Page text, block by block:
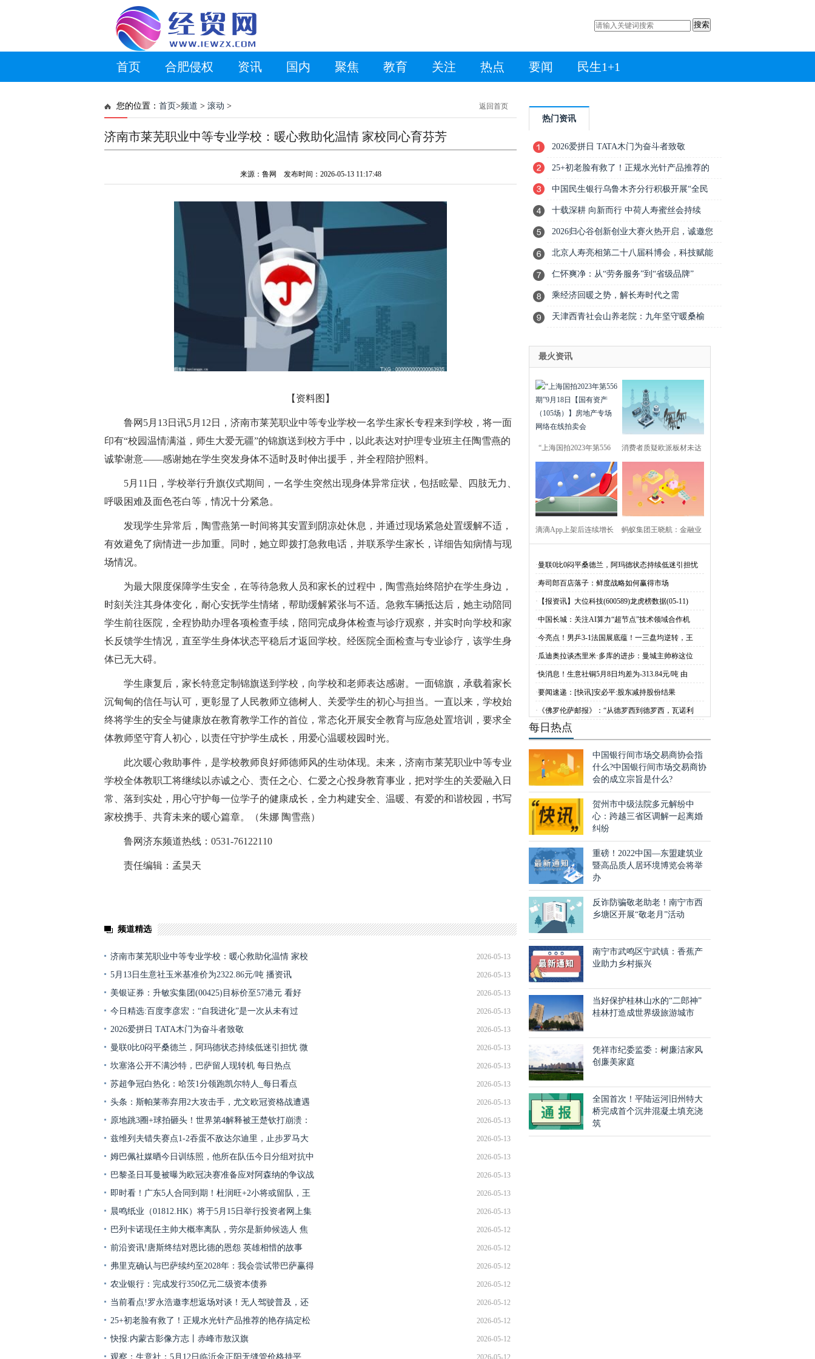
搜索
首页 合肥侵权 资讯 国内 聚焦 教育 关注 热点 要闻 民生1+1
您的位置： 首页>频道 > 滚动 > 返回首页
济南市莱芜职业中等专业学校：暖心救助化温情 家校同心育芬芳
来源：鲁网 发布时间：2026-05-13 11:17:48
【资料图】
鲁网5月13日讯5月12日，济南市莱芜职业中等专业学校一名学生家长专程来到学校，将一面
印有“校园温情满溢，师生大爱无疆”的锦旗送到校方手中，以此表达对护理专业班主任陶雪燕的
诚挚谢意——感谢她在学生突发身体不适时及时伸出援手，并全程陪护照料。
5月11日，学校举行升旗仪式期间，一名学生突然出现身体异常症状，包括眩晕、四肢无力、
呼吸困难及面色苍白等，情况十分紧急。
发现学生异常后，陶雪燕第一时间将其安置到阴凉处休息，并通过现场紧急处置缓解不适，
有效避免了病情进一步加重。同时，她立即拨打急救电话，并联系学生家长，详细告知病情与现
场情况。
为最大限度保障学生安全，在等待急救人员和家长的过程中，陶雪燕始终陪护在学生身边，
时刻关注其身体变化，耐心安抚学生情绪，帮助缓解紧张与不适。急救车辆抵达后，她主动陪同
学生前往医院，全程协助办理各项检查手续，陪同完成身体检查与诊疗观察，并实时向学校和家
长反馈学生情况，直至学生身体状态平稳后才返回学校。经医院全面检查与专业诊疗，该学生身
体已无大碍。
学生康复后，家长特意定制锦旗送到学校，向学校和老师表达感谢。一面锦旗，承载着家长
沉甸甸的信任与认可，更彰显了人民教师立德树人、关爱学生的初心与担当。一直以来，学校始
终将学生的安全与健康放在教育教学工作的首位，常态化开展安全教育与应急处置培训，要求全
体教师坚守育人初心，以责任守护学生成长，用爱心温暖校园时光。
此次暖心救助事件，是学校教师良好师德师风的生动体现。未来，济南市莱芜职业中等专业
学校全体教职工将继续以赤诚之心、责任之心、仁爱之心投身教育事业，把对学生的关爱融入日
常、落到实处，用心守护每一位学子的健康成长，全力构建安全、温暖、有爱的和谐校园，书写
家校携手、共育未来的暖心篇章。（朱娜 陶雪燕）
鲁网济东频道热线：0531-76122110
责任编辑：孟昊天
频道精选
济南市莱芜职业中等专业学校：暖心救助化温情 家校 2026-05-13
5月13日生意社玉米基准价为2322.86元/吨 播资讯 2026-05-13
美银证券：升敏实集团(00425)目标价至57港元 看好 2026-05-13
今日精选:百度李彦宏：“自我进化”是一次从未有过 2026-05-13
2026爱拼日 TATA木门为奋斗者致敬 2026-05-13
曼联0比0闷平桑德兰，阿玛德状态持续低迷引担忧 微 2026-05-13
坎塞洛公开不满沙特，巴萨留人现转机 每日热点 2026-05-13
苏超争冠白热化：哈茨1分领跑凯尔特人_每日看点 2026-05-13
头条：斯帕莱蒂弃用2大攻击手，尤文欧冠资格战遭遇 2026-05-13
原地跳3圈+球拍砸头！世界第4解释被王楚钦打崩溃： 2026-05-13
兹维列夫错失赛点1‑2吞蛋不敌达尔迪里，止步罗马大 2026-05-13
姆巴佩社媒晒今日训练照，他所在队伍今日分组对抗中 2026-05-13
巴黎圣日耳曼被曝为欧冠决赛准备应对阿森纳的争议战 2026-05-13
即时看！广东5人合同到期！杜润旺+2小将或留队，王 2026-05-13
晨鸣纸业（01812.HK）将于5月15日举行投资者网上集 2026-05-13
巴列卡诺现任主帅大概率离队，劳尔是新帅候选人 焦 2026-05-12
前沿资讯!唐斯终结对恩比德的恩怨 英雄相惜的故事 2026-05-12
弗里克确认与巴萨续约至2028年：我会尝试带巴萨赢得 2026-05-12
农业银行：完成发行350亿元二级资本债券 2026-05-12
当前看点!罗永浩邀李想返场对谈！无人驾驶普及，还 2026-05-12
25+初老脸有救了！正规水光针产品推荐的艳存搞定松 2026-05-12
快报:内蒙古影像方志丨赤峰市敖汉旗 2026-05-12
观察：生意社：5月12日临沂金正阳无缝管价格持平 2026-05-12
热门资讯
2026爱拼日 TATA木门为奋斗者致敬
25+初老脸有救了！正规水光针产品推荐的
中国民生银行乌鲁木齐分行积极开展“全民
十载深耕 向新而行 中荷人寿蜜丝会持续
2026归心谷创新创业大赛火热开启，诚邀您
北京人寿亮相第二十八届科博会，科技赋能
仁怀爽净：从“劳务服务”到“省级品牌”
乘经济回暖之势，解长寿时代之需
天津西青社会山养老院：九年坚守暖桑榆
最火资讯
“上海国拍2023年第556
期”9月18日【国有
消费者质疑欧派板材未达
承诺等级；最新69
滴滴App上架后连续增长 蚂蚁集团王晓航：金融业
·曼联0比0闷平桑德兰，阿玛德状态持续低迷引担忧
·寿司郎百店落子：鲜度战略如何赢得市场
· 【报资讯】大位科技(600589)龙虎榜数据(05-11)
·中国长城：关注AI算力“超节点”技术领域合作机
·今亮点！男乒3-1法国展底蕴！一三盘均逆转，王
·瓜迪奥拉谈杰里米·多库的进步：曼城主帅称这位
·快消息！生意社铜5月8日均差为-313.84元/吨 由
·要闻速递：[快讯]安必平:股东减持股份结果
· 《佛罗伦萨邮报》：“从德罗西到德罗西，瓦诺利
每日热点
中国银行间市场交易商协会指
什么?中国银行间市场交易商协
会的成立宗旨是什么?
贺州市中级法院多元解纷中
心：跨越三省区调解一起离婚
纠纷
重磅！2022中国—东盟建筑业
暨高品质人居环境博览会将举
办
反诈防骗敬老助老！南宁市西
乡塘区开展“敬老月”活动
南宁市武鸣区宁武镇：香蕉产
业助力乡村振兴
当好保护桂林山水的“二郎神”
桂林打造成世界级旅游城市
凭祥市纪委监委：树廉洁家风
创廉美家庭
全国首次！平陆运河旧州特大
桥完成首个沉井混凝土填充浇
筑